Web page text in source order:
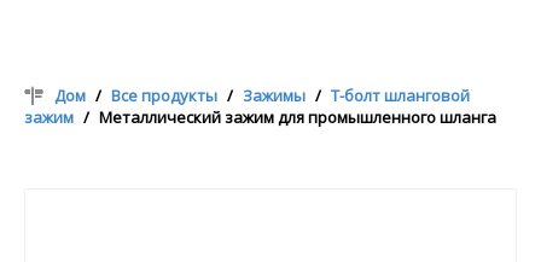
Дом / Все продукты / Зажимы / Т-болт шланговой
зажим / Металлический зажим для промышленного шланга